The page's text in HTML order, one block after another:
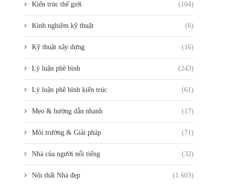
Kiến trúc thế giới (104)
Kinh nghiệm kỹ thuật (6)
Kỹ thuật xây dựng (16)
Lý luận phê bình (243)
Lý luận phê bình kiến trúc (61)
Mẹo & hướng dẫn nhanh (17)
Môi trường & Giải pháp (71)
Nhà của người nổi tiếng (32)
Nội thất Nhà đẹp (1.603)